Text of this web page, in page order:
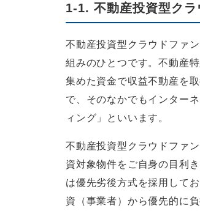
1-1. 不動産投資型ク
不動産投資型クラウドファ
組みのひとつです。不動産
集めた資金で収益不動産を
で、そのなかでもインター
ィング」といいます。
不動産投資型クラウドファ
資対象物件をご自身の目利
は優先劣後方式を採用して
資（事業者）から優先的に